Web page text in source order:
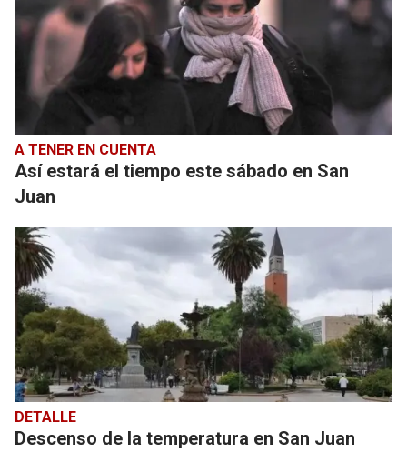
A TENER EN CUENTA
Así estará el tiempo este sábado en San
Juan
DETALLE
Descenso de la temperatura en San Juan